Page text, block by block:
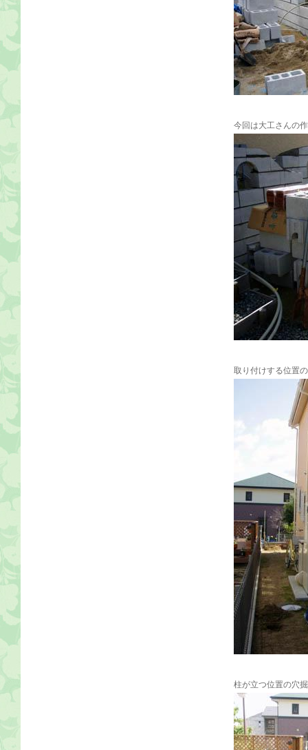
今回は大工さんの
取り付けする位置
柱が立つ位置の穴